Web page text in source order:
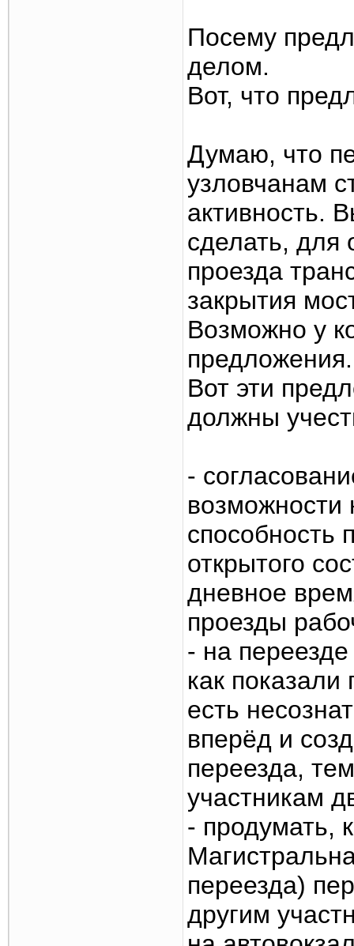
Посему
делом.
Вот, что
Думаю, что
узловчанам
активность.
сделать, для
проезда
закрытия
Возможно у
предложения.
Вот эти
должны
-
возможности
способность
открытого
дневное
проезды
- на
как
есть
вперёд и
переезда,
участникам
- продумать,
переезда)
другим